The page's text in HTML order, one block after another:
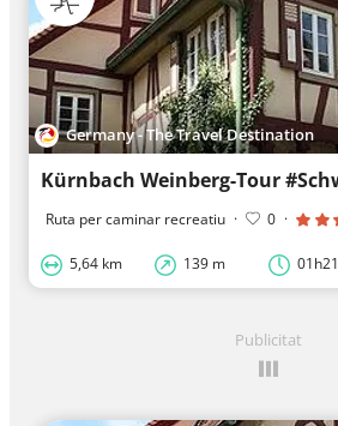
Germany - The Travel Destination
Ruta per caminar recreatiu · 0 ·
5,64 km 139 m 01h21
Publicitat